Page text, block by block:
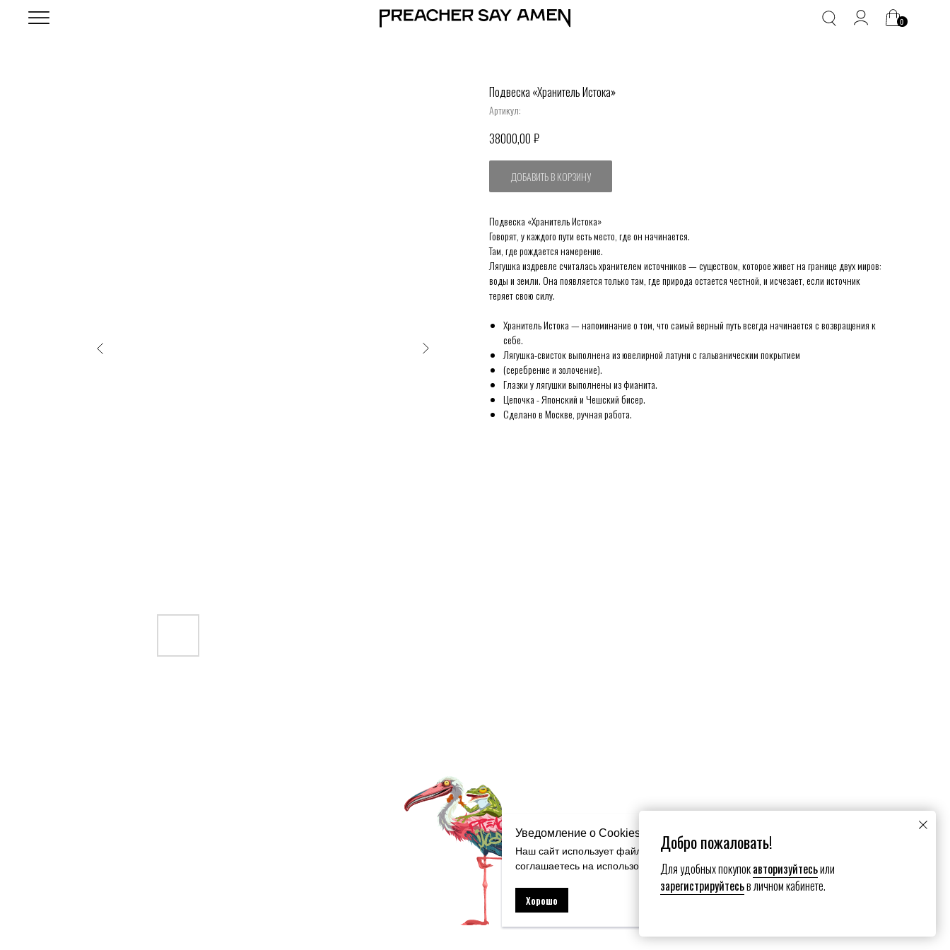
0
Добро пожаловать!
Для удобных покупокавторизуйтесьили
зарегистрируйтесьв личном кабинете.
Уведомление о Cookies
Наш сайт использует файлы cookie. Продолжая пользоваться сайтом вы
соглашаетесь на использование нами ваших файлов cookie.
Хорошо
Подвеска «Хранитель Истока»
Артикул:
38000,00 ₽
ДОБАВИТЬ В КОРЗИНУ
Подвеска «Хранитель Истока»
Говорят, у каждого пути есть место, где он начинается.
Там, где рождается намерение.
Лягушка издревле считалась хранителем источников — существом, которое живет на границе двух миров:
воды и земли. Она появляется только там, где природа остается честной, и исчезает, если источник
теряет свою силу.
Хранитель Истока — напоминание о том, что самый верный путь всегда начинается с возвращения к
себе.
Лягушка-свисток выполнена из ювелирной латуни с гальваническим покрытием
(серебрение и золочение).
Глазки у лягушки выполнены из фианита.
Цепочка - Японский и Чешский бисер.
Сделано в Москве, ручная работа.